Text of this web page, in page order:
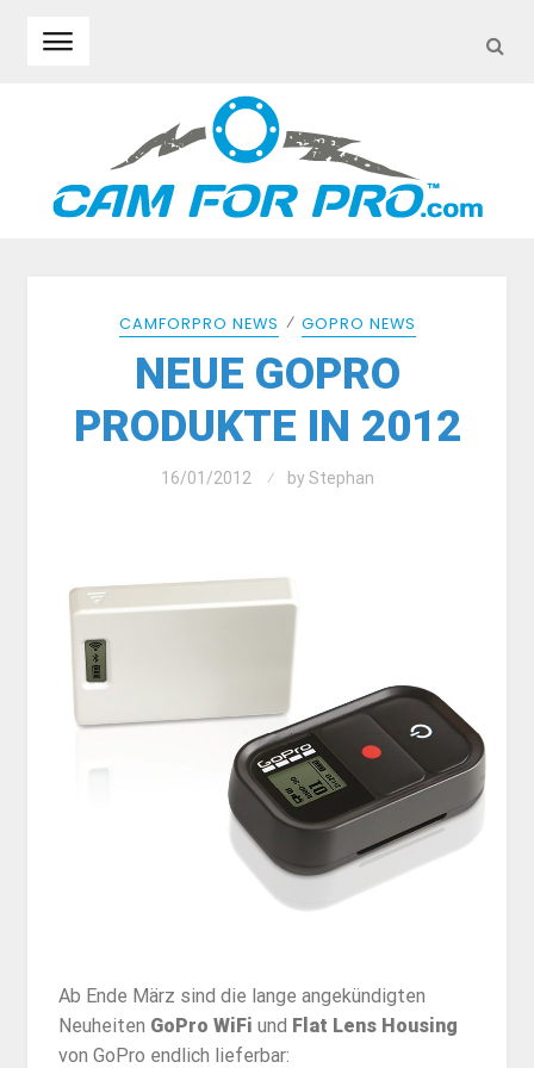
CAMFORPRO NEWS ⁄ GOPRO NEWS
NEUE GOPRO
PRODUKTE IN 2012
16/01/2012 by Stephan
Ab Ende März sind die lange angekündigten
Neuheiten GoPro WiFi und Flat Lens Housing
von GoPro endlich lieferbar: